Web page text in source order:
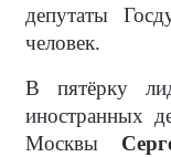
депутаты
человек.
В пятёрку
иностранных
Москвы